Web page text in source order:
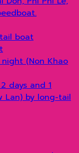
boat
night (Non Khao
days and 1
Lan) by long-tail